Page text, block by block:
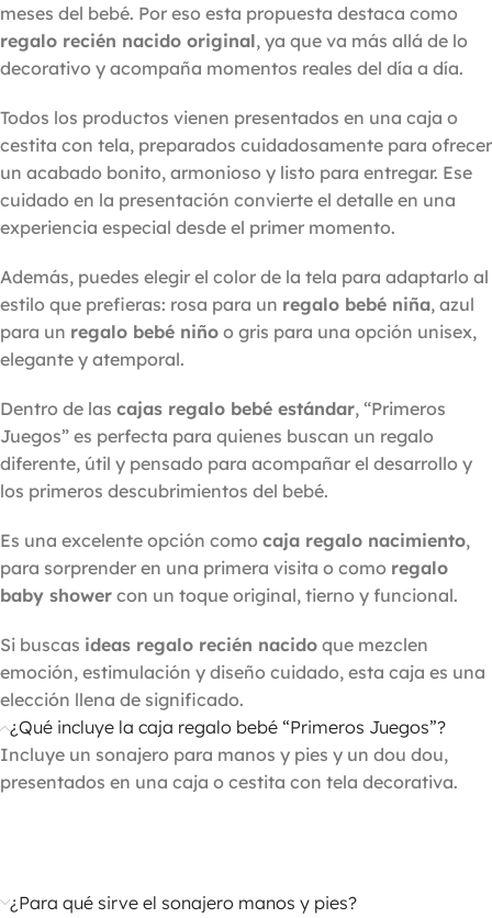
meses del bebé. Por eso esta propuesta destaca como
regalo recién nacido original, ya que va más allá de lo
decorativo y acompaña momentos reales del día a día.
Todos los productos vienen presentados en una caja o
cestita con tela, preparados cuidadosamente para ofrecer
un acabado bonito, armonioso y listo para entregar. Ese
cuidado en la presentación convierte el detalle en una
experiencia especial desde el primer momento.
Además, puedes elegir el color de la tela para adaptarlo al
estilo que prefieras: rosa para un regalo bebé niña, azul
para un regalo bebé niño o gris para una opción unisex,
elegante y atemporal.
Dentro de las cajas regalo bebé estándar, “Primeros
Juegos” es perfecta para quienes buscan un regalo
diferente, útil y pensado para acompañar el desarrollo y
los primeros descubrimientos del bebé.
Es una excelente opción como caja regalo nacimiento,
para sorprender en una primera visita o como regalo
baby shower con un toque original, tierno y funcional.
Si buscas ideas regalo recién nacido que mezclen
emoción, estimulación y diseño cuidado, esta caja es una
elección llena de significado.
¿Qué incluye la caja regalo bebé “Primeros Juegos”?
Incluye un sonajero para manos y pies y un dou dou,
presentados en una caja o cestita con tela decorativa.
¿Para qué sirve el sonajero manos y pies?